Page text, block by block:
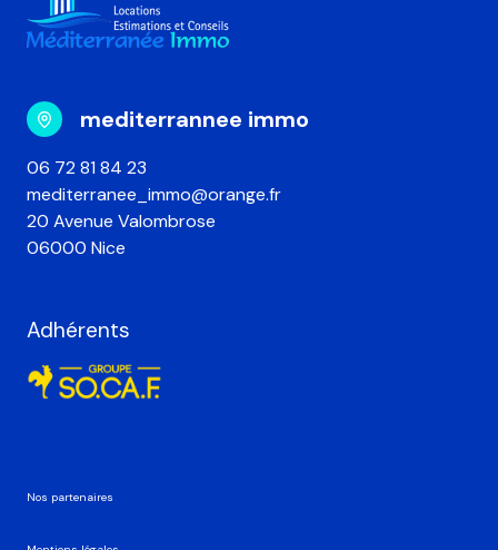
mediterrannee immo
06 72 81 84 23
mediterranee_immo@orange.fr
20 Avenue Valombrose
06000 Nice
Adhérents
Nos partenaires